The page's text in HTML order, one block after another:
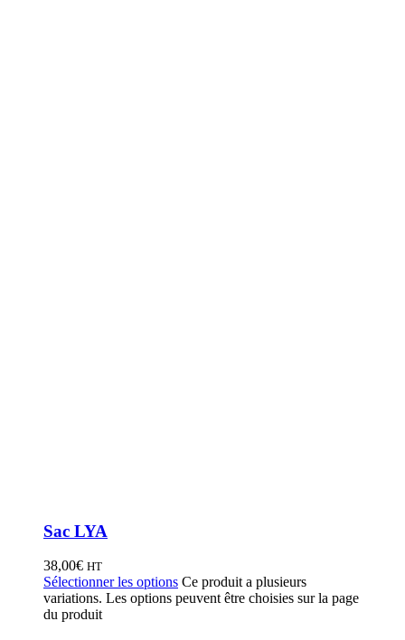
Sac LYA
38,00€ HT
Sélectionner les options Ce produit a plusieurs
variations. Les options peuvent être choisies sur la page
du produit